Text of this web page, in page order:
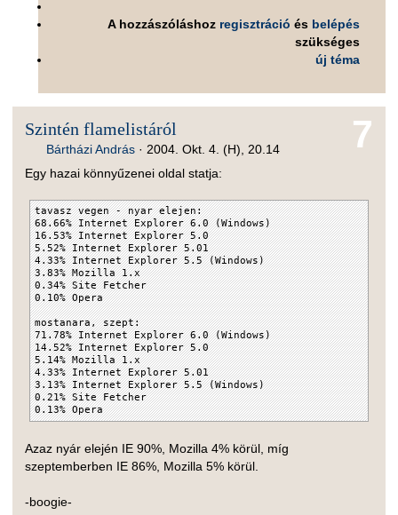
A hozzászóláshoz regisztráció és belépés
szükséges
új téma
7
Szintén flamelistáról
Bártházi András · 2004. Okt. 4. (H), 20.14
Egy hazai könnyűzenei oldal statja:
tavasz vegen - nyar elejen:
68.66% Internet Explorer 6.0 (Windows)
16.53% Internet Explorer 5.0
5.52% Internet Explorer 5.01
4.33% Internet Explorer 5.5 (Windows)
3.83% Mozilla 1.x
0.34% Site Fetcher
0.10% Opera
mostanara, szept:
71.78% Internet Explorer 6.0 (Windows)
14.52% Internet Explorer 5.0
5.14% Mozilla 1.x
4.33% Internet Explorer 5.01
3.13% Internet Explorer 5.5 (Windows)
0.21% Site Fetcher
0.13% Opera
Azaz nyár elején IE 90%, Mozilla 4% körül, míg
szeptemberben IE 86%, Mozilla 5% körül.
-boogie-